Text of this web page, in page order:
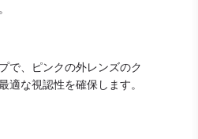
で、ピンクの外レンズのク
な視認性を確保します。